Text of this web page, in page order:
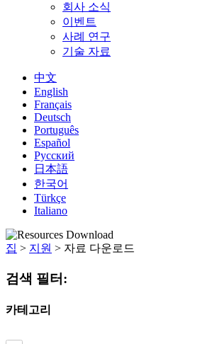
회사 소식
이벤트
사례 연구
기술 자료
中文
English
Français
Deutsch
Português
Español
Русский
日本語
한국어
Türkçe
Italiano
집 > 지원 > 자료 다운로드
검색 필터:
카테고리